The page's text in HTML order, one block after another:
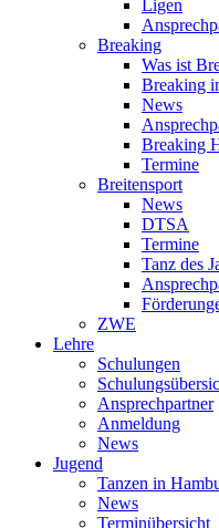
Ligen
Breaking
Was ist
Breaking
News
Breaking
Termine
Breitensport
News
DTSA
Termine
Tanz des
ZWE
Lehre
Schulungen
Ansprechpartner
Anmeldung
News
Jugend
Tanzen in
News
Terminübersicht